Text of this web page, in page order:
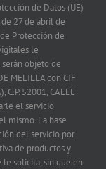
de Datos (UE)
27 de abril de
Protección de
le
objeto de
MELILLA con CIF
52001, CALLE
el servicio
mismo. La base
del servicio por
de productos y
le solicita, sin que en